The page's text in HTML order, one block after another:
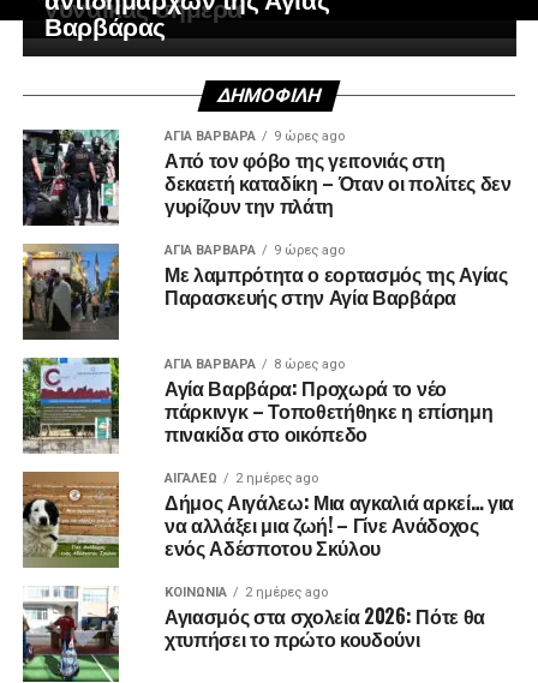
Βαρβάρας
ΔΗΜΟΦΙΛΉ
ΑΓΙΑ ΒΑΡΒΑΡΑ 9 ώρες ago
Από τον φόβο της γειτονιάς στη
δεκαετή καταδίκη – Όταν οι πολίτες δεν
γυρίζουν την πλάτη
ΑΓΙΑ ΒΑΡΒΑΡΑ 9 ώρες ago
Με λαμπρότητα ο εορτασμός της Αγίας
Παρασκευής στην Αγία Βαρβάρα
ΑΓΙΑ ΒΑΡΒΑΡΑ 8 ώρες ago
Αγία Βαρβάρα: Προχωρά το νέο
πάρκινγκ – Τοποθετήθηκε η επίσημη
πινακίδα στο οικόπεδο
ΑΙΓΑΛΕΩ 2 ημέρες ago
Δήμος Αιγάλεω: Μια αγκαλιά αρκεί… για
να αλλάξει μια ζωή! – Γίνε Ανάδοχος
ενός Αδέσποτου Σκύλου
ΚΟΙΝΩΝΊΑ 2 ημέρες ago
Αγιασμός στα σχολεία 2026: Πότε θα
χτυπήσει το πρώτο κουδούνι